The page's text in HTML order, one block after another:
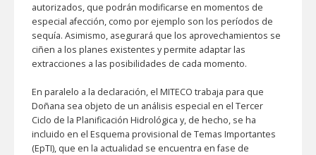
autorizados, que podrán modificarse en momentos de
especial afección, como por ejemplo son los períodos de
sequía. Asimismo, asegurará que los aprovechamientos se
ciñen a los planes existentes y permite adaptar las
extracciones a las posibilidades de cada momento.
En paralelo a la declaración, el MITECO trabaja para que
Doñana sea objeto de un análisis especial en el Tercer
Ciclo de la Planificación Hidrológica y, de hecho, se ha
incluido en el Esquema provisional de Temas Importantes
(EpTI), que en la actualidad se encuentra en fase de